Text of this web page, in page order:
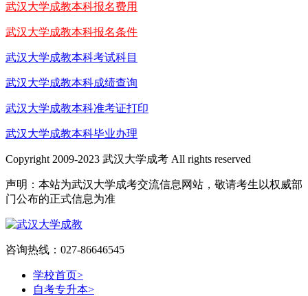
武汉大学成教本科报名费用
武汉大学成教本科报名条件
武汉大学成教本科考试科目
武汉大学成教本科成绩查询
武汉大学成教本科准考证打印
武汉大学成教本科毕业办理
Copyright 2009-2023 武汉大学成考 All rights reserved
声明：本站为武汉大学成考交流信息网站，敬请考生以权威部
门公布的正式信息为准
咨询热线：027-86646545
学校首页>
自考专升本>